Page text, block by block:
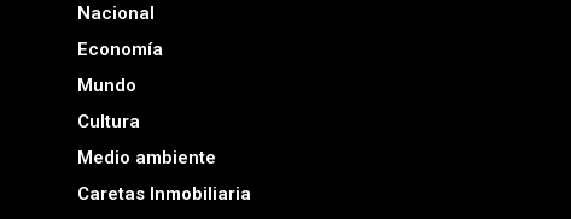
Nacional
Economía
Mundo
Cultura
Medio ambiente
Caretas Inmobiliaria